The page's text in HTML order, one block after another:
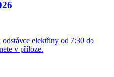
elektřiny od 7:30 do
v příloze.